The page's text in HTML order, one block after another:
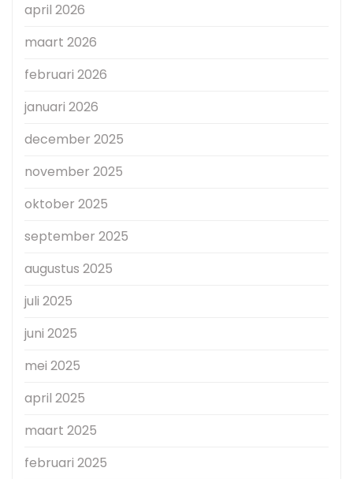
april 2026
maart 2026
februari 2026
januari 2026
december 2025
november 2025
oktober 2025
september 2025
augustus 2025
juli 2025
juni 2025
mei 2025
april 2025
maart 2025
februari 2025